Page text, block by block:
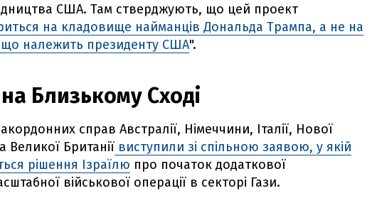
США. Там стверджують, що цей проект
на кладовище найманців Дональда Трампа, а не на
належить президенту США".
Близькому Сході
справ Австралії, Німеччини, Італії, Нової
Великої Британії виступили зі спільною заявою, у якій
рішення Ізраїлю про початок додаткової
військової операції в секторі Гази.